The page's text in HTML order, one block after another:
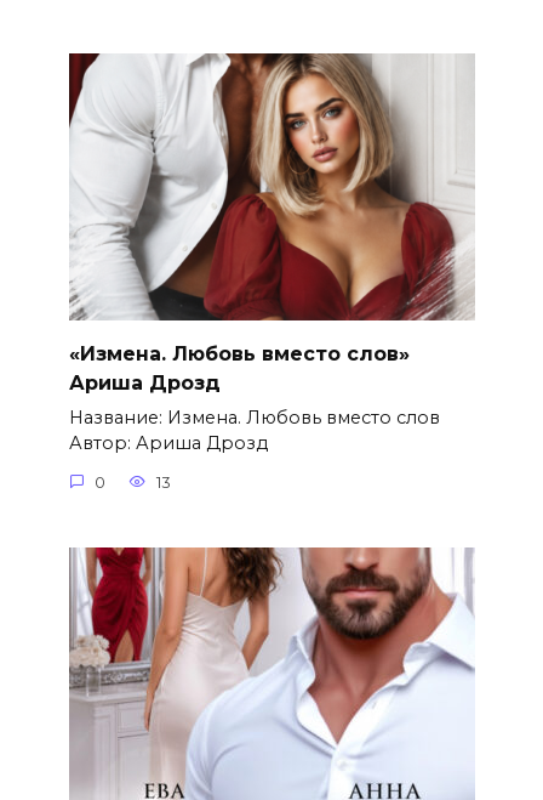
«Измена. Любовь вместо слов»
Ариша Дрозд
Название: Измена. Любовь вместо слов
Автор: Ариша Дрозд
0 13